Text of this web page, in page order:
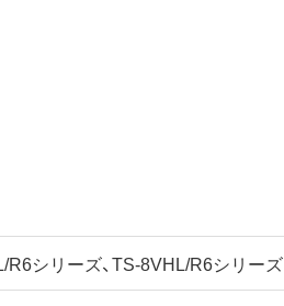
シリーズ、TS-8VHL/R6シリーズ